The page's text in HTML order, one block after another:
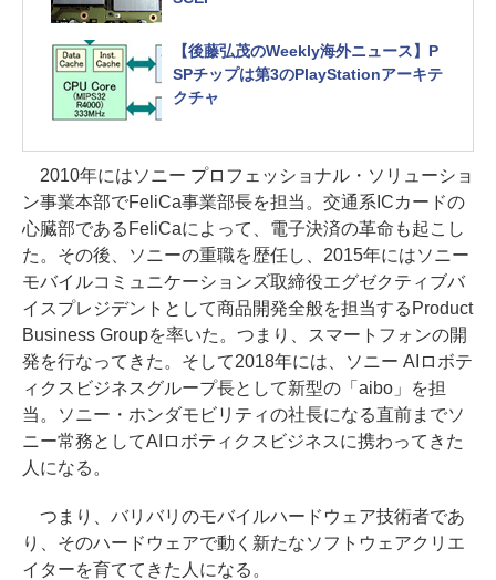
【後藤弘茂のWeekly海外ニュース】P
SPチップは第3のPlayStationアーキテ
クチャ
2010年にはソニー プロフェッショナル・ソリューショ
ン事業本部でFeliCa事業部長を担当。交通系ICカードの
心臓部であるFeliCaによって、電子決済の革命も起こし
た。その後、ソニーの重職を歴任し、2015年にはソニー
モバイルコミュニケーションズ取締役エグゼクティブバ
イスプレジデントとして商品開発全般を担当するProduct
Business Groupを率いた。つまり、スマートフォンの開
発を行なってきた。そして2018年には、ソニー AIロボテ
ィクスビジネスグループ長として新型の「aibo」を担
当。ソニー・ホンダモビリティの社長になる直前までソ
ニー常務としてAIロボティクスビジネスに携わってきた
人になる。
つまり、バリバリのモバイルハードウェア技術者であ
り、そのハードウェアで動く新たなソフトウェアクリエ
イターを育ててきた人になる。